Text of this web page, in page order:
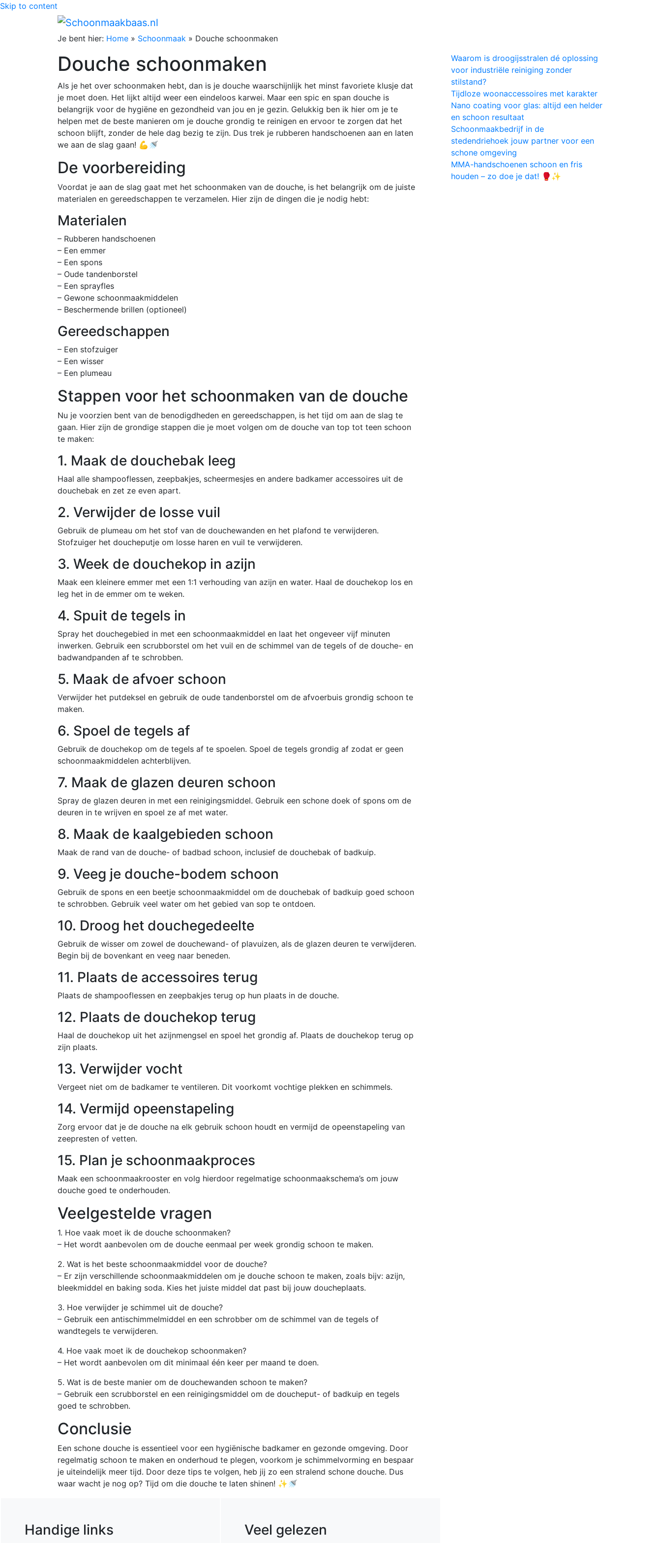
Skip to content
Je bent hier: Home » Schoonmaak » Douche schoonmaken
Douche schoonmaken
Als je het over schoonmaken hebt, dan is je douche waarschijnlijk het minst favoriete klusje dat
je moet doen. Het lijkt altijd weer een eindeloos karwei. Maar een spic en span douche is
belangrijk voor de hygiëne en gezondheid van jou en je gezin. Gelukkig ben ik hier om je te
helpen met de beste manieren om je douche grondig te reinigen en ervoor te zorgen dat het
schoon blijft, zonder de hele dag bezig te zijn. Dus trek je rubberen handschoenen aan en laten
we aan de slag gaan! 💪🚿
De voorbereiding
Voordat je aan de slag gaat met het schoonmaken van de douche, is het belangrijk om de juiste
materialen en gereedschappen te verzamelen. Hier zijn de dingen die je nodig hebt:
Materialen
– Rubberen handschoenen
– Een emmer
– Een spons
– Oude tandenborstel
– Een sprayfles
– Gewone schoonmaakmiddelen
– Beschermende brillen (optioneel)
Gereedschappen
– Een stofzuiger
– Een wisser
– Een plumeau
Stappen voor het schoonmaken van de douche
Nu je voorzien bent van de benodigdheden en gereedschappen, is het tijd om aan de slag te
gaan. Hier zijn de grondige stappen die je moet volgen om de douche van top tot teen schoon
te maken:
1. Maak de douchebak leeg
Haal alle shampooflessen, zeepbakjes, scheermesjes en andere badkamer accessoires uit de
douchebak en zet ze even apart.
2. Verwijder de losse vuil
Gebruik de plumeau om het stof van de douchewanden en het plafond te verwijderen.
Stofzuiger het doucheputje om losse haren en vuil te verwijderen.
3. Week de douchekop in azijn
Maak een kleinere emmer met een 1:1 verhouding van azijn en water. Haal de douchekop los en
leg het in de emmer om te weken.
4. Spuit de tegels in
Spray het douchegebied in met een schoonmaakmiddel en laat het ongeveer vijf minuten
inwerken. Gebruik een scrubborstel om het vuil en de schimmel van de tegels of de douche- en
badwandpanden af ​​te schrobben.
5. Maak de afvoer schoon
Verwijder het putdeksel en gebruik de oude tandenborstel om de afvoerbuis grondig schoon te
maken.
6. Spoel de tegels af
Gebruik de douchekop om de tegels af te spoelen. Spoel de tegels grondig af zodat er geen
schoonmaakmiddelen achterblijven.
7. Maak de glazen deuren schoon
Spray de glazen deuren in met een reinigingsmiddel. Gebruik een schone doek of spons om de
deuren in te wrijven en spoel ze af met water.
8. Maak de kaalgebieden schoon
Maak de rand van de douche- of badbad schoon, inclusief de douchebak of badkuip.
9. Veeg je douche-bodem schoon
Gebruik de spons en een beetje schoonmaakmiddel om de douchebak of badkuip goed schoon
te schrobben. Gebruik veel water om het gebied van sop te ontdoen.
10. Droog het douchegedeelte
Gebruik de wisser om zowel de douchewand- of plavuizen, als de glazen deuren te verwijderen.
Begin bij de bovenkant en veeg naar beneden.
11. Plaats de accessoires terug
Plaats de shampooflessen en zeepbakjes terug op hun plaats in de douche.
12. Plaats de douchekop terug
Haal de douchekop uit het azijnmengsel en spoel het grondig af. Plaats de douchekop terug op
zijn plaats.
13. Verwijder vocht
Vergeet niet om de badkamer te ventileren. Dit voorkomt vochtige plekken en schimmels.
14. Vermijd opeenstapeling
Zorg ervoor dat je de douche na elk gebruik schoon houdt en vermijd de opeenstapeling van
zeepresten of vetten.
15. Plan je schoonmaakproces
Maak een schoonmaakrooster en volg hierdoor regelmatige schoonmaakschema’s om jouw
douche goed te onderhouden.
Veelgestelde vragen
1. Hoe vaak moet ik de douche schoonmaken?
– Het wordt aanbevolen om de douche eenmaal per week grondig schoon te maken.
2. Wat is het beste schoonmaakmiddel voor de douche?
– Er zijn verschillende schoonmaakmiddelen om je douche schoon te maken, zoals bijv: azijn,
bleekmiddel en baking soda. Kies het juiste middel dat past bij jouw doucheplaats.
3. Hoe verwijder je schimmel uit de douche?
– Gebruik een antischimmelmiddel en een schrobber om de schimmel van de tegels of
wandtegels te verwijderen.
4. Hoe vaak moet ik de douchekop schoonmaken?
– Het wordt aanbevolen om dit minimaal één keer per maand te doen.
5. Wat is de beste manier om de douchewanden schoon te maken?
– Gebruik een scrubborstel en een reinigingsmiddel om de doucheput- of badkuip en tegels
goed te schrobben.
Conclusie
Een schone douche is essentieel voor een hygiënische badkamer en gezonde omgeving. Door
regelmatig schoon te maken en onderhoud te plegen, voorkom je schimmelvorming en bespaar
je uiteindelijk meer tijd. Door deze tips te volgen, heb jij zo een stralend schone douche. Dus
waar wacht je nog op? Tijd om die douche te laten shinen! ✨🚿
Waarom is droogijsstralen dé oplossing
voor industriële reiniging zonder
stilstand?
Tijdloze woonaccessoires met karakter
Nano coating voor glas: altijd een helder
en schoon resultaat
Schoonmaakbedrijf in de
stedendriehoek jouw partner voor een
schone omgeving
MMA-handschoenen schoon en fris
houden – zo doe je dat! 🥊✨
Handige links Veel gelezen